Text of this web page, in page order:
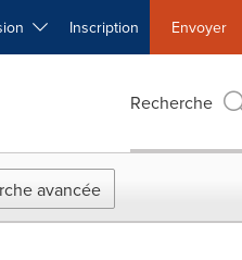
Inscription Envoyer
Recherche
avancée